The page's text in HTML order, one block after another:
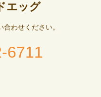
エッグ
わせください。
6711